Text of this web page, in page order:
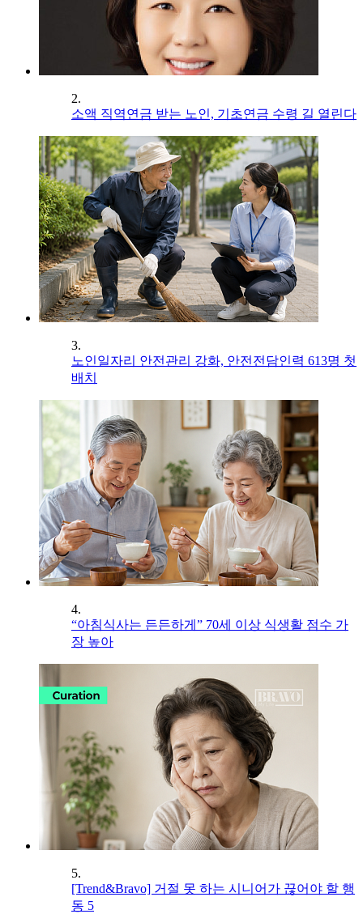
2.
소액 직역연금 받는 노인, 기초연금 수령 길 열린다
3.
노인일자리 안전관리 강화, 안전전담인력 613명 첫
배치
4.
“아침식사는 든든하게” 70세 이상 식생활 점수 가
장 높아
5.
[Trend&Bravo] 거절 못 하는 시니어가 끊어야 할 행
동 5